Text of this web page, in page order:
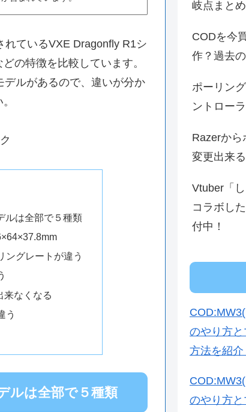
れているVXE Dragonfly R1シ
の特徴を比較しています。
ルがあるので、違いが分か
ルは全部で５種類
ングレートが違う
来なくなる
う
ルは全部で５種類
岐点まとめ
CODを今
作？過去
ポーリン
ントロー
Razerから
変更出来
Vtuber「
コラボし
付中！
のやり方
方法を紹介
のやり方